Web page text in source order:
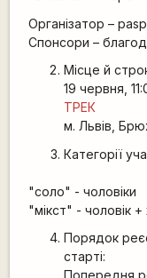
Організатор –
Спонсори –
Місце й
19 червня,
ТРЕК
м. Львів,
Категорії
"соло" - чоловіки
"мікст" - чоловік +
Порядок
старті: